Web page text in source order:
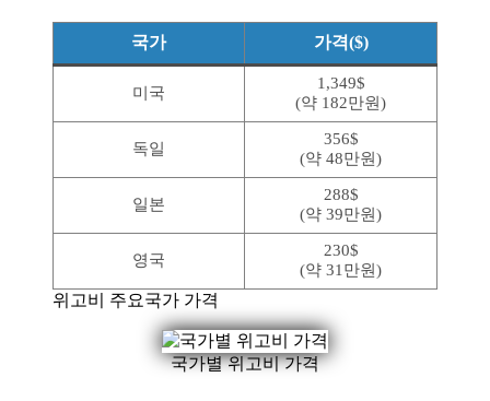
국가 가격($)
미국
1,349$
(약 182만원)
독일
356$
(약 48만원)
일본
288$
(약 39만원)
영국
230$
(약 31만원)
위고비 주요국가 가격
국가별 위고비 가격